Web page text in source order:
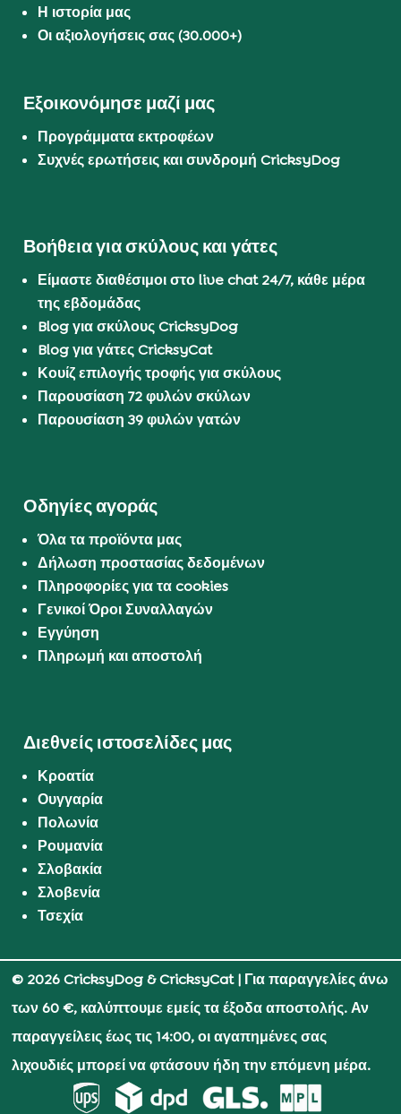
Η ιστορία μας
Οι αξιολογήσεις σας (30.000+)
Εξοικονόμησε μαζί μας
Προγράμματα εκτροφέων
Συχνές ερωτήσεις και συνδρομή CricksyDog
Βοήθεια για σκύλους και γάτες
Είμαστε διαθέσιμοι στο live chat 24/7, κάθε μέρα
της εβδομάδας
Blog για σκύλους CricksyDog
Blog για γάτες CricksyCat
Κουίζ επιλογής τροφής για σκύλους
Παρουσίαση 72 φυλών σκύλων
Παρουσίαση 39 φυλών γατών
Οδηγίες αγοράς
Όλα τα προϊόντα μας
Δήλωση προστασίας δεδομένων
Πληροφορίες για τα cookies
Γενικοί Όροι Συναλλαγών
Εγγύηση
Πληρωμή και αποστολή
Διεθνείς ιστοσελίδες μας
Κροατία
Ουγγαρία
Πολωνία
Ρουμανία
Σλοβακία
Σλοβενία
Τσεχία
© 2026 CricksyDog & CricksyCat| Για παραγγελίες άνω
των 60 €, καλύπτουμε εμείς τα έξοδα αποστολής. Αν
παραγγείλεις έως τις 14:00, οι αγαπημένες σας
λιχουδιές μπορεί να φτάσουν ήδη την επόμενη μέρα.